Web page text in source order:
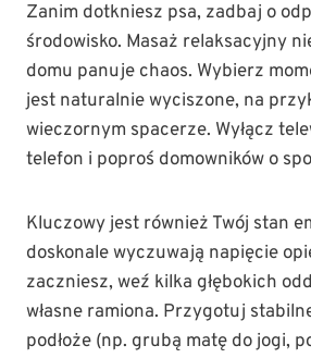
Zanim dotkniesz psa, zadbaj o
środowisko. Masaż relaksacyjny
domu panuje chaos. Wybierz
jest naturalnie wyciszone, na
wieczornym spacerze. Wyłącz
telefon i poproś domowników o
Kluczowy jest również Twój stan
doskonale wyczuwają napięcie
zaczniesz, weź kilka głębokich
własne ramiona. Przygotuj
podłoże (np. grubą matę do jogi,